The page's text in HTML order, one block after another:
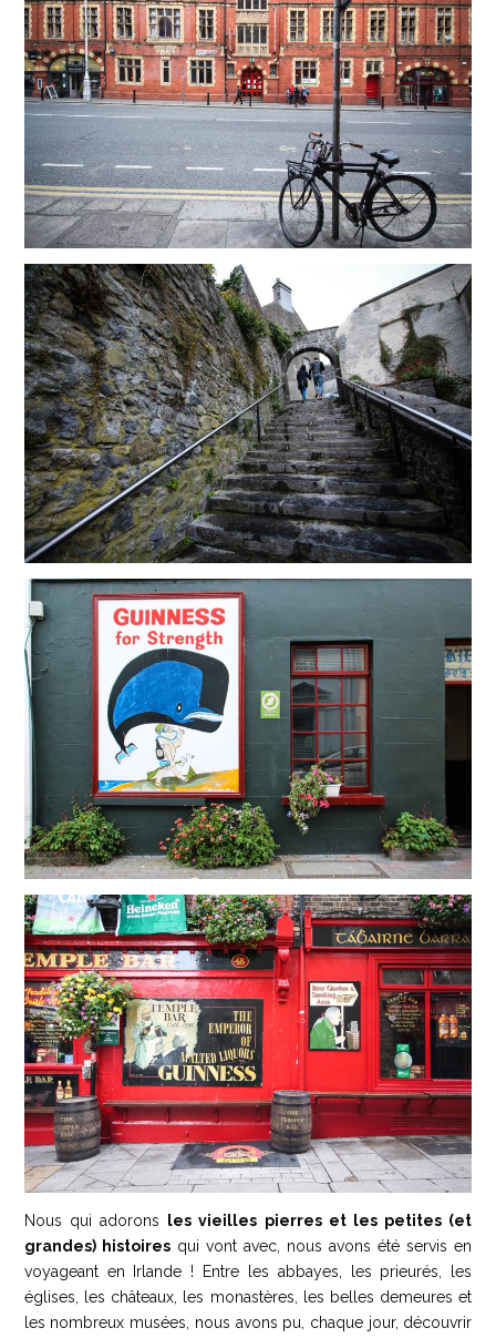
Nous qui adorons les vieilles pierres et les petites (et
grandes) histoiresqui vont avec, nous avons été servis en
voyageant en Irlande ! Entre les abbayes, les prieurés, les
églises, les châteaux, les monastères, les belles demeures et
les nombreux musées, nous avons pu, chaque jour, découvrir